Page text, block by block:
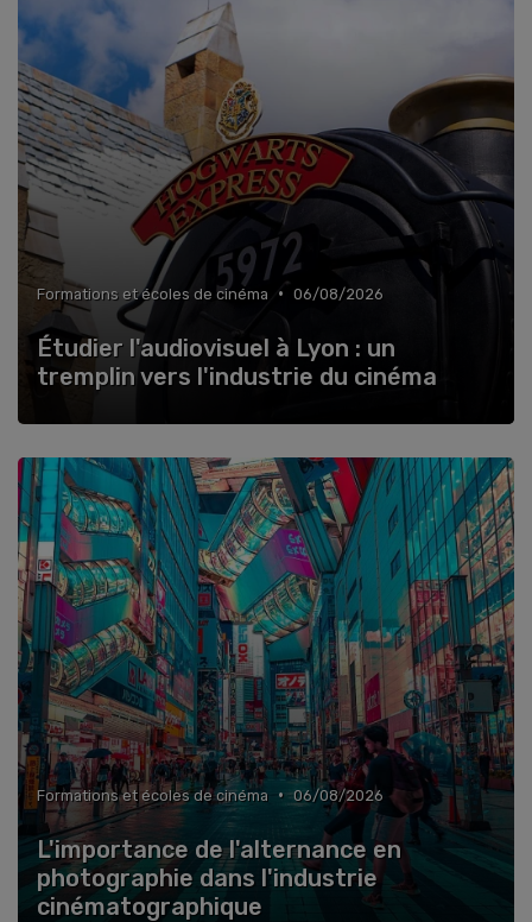
Formations et écoles de cinéma • 06/08/2026
Étudier l'audiovisuel à Lyon : un
tremplin vers l'industrie du cinéma
Formations et écoles de cinéma • 06/08/2026
L'importance de l'alternance en
photographie dans l'industrie
cinématographique